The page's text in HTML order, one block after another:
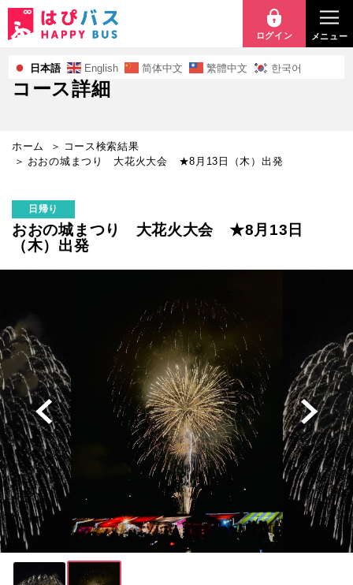
日本語 English 简体中文 繁體中文 한국어
お
お
の
城
ま
つ
り
大
花
大
会
★8
月
13
日
（木）
出
発
メニュー
ログイン
コース詳細
ホーム
コース検索結果
おおの城まつり 大花火大会 ★8月13日（木）出発
日帰り
おおの城まつり 大花火大会 ★8月13日
（木）出発